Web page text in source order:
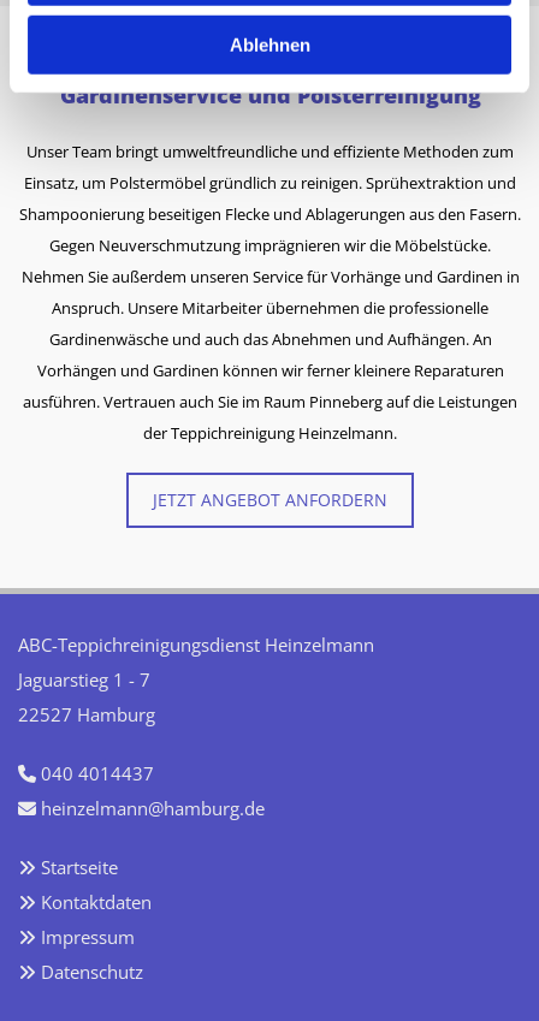
Ablehnen
Gardinenservice und Polsterreinigung
Unser Team bringt umweltfreundliche und effiziente Methoden zum
Einsatz, um Polstermöbel gründlich zu reinigen. Sprühextraktion und
Shampoonierung beseitigen Flecke und Ablagerungen aus den Fasern.
Gegen Neuverschmutzung imprägnieren wir die Möbelstücke.
Nehmen Sie außerdem unseren Service für Vorhänge und Gardinen in
Anspruch. Unsere Mitarbeiter übernehmen die professionelle
Gardinenwäsche und auch das Abnehmen und Aufhängen. An
Vorhängen und Gardinen können wir ferner kleinere Reparaturen
ausführen. Vertrauen auch Sie im Raum Pinneberg auf die Leistungen
der Teppichreinigung Heinzelmann.
JETZT ANGEBOT ANFORDERN
ABC-Teppichreinigungsdienst Heinzelmann
Jaguarstieg 1 - 7
22527 Hamburg
 040 4014437
 heinzelmann@hamburg.de
 Startseite
 Kontaktdaten
 Impressum
 Datenschutz